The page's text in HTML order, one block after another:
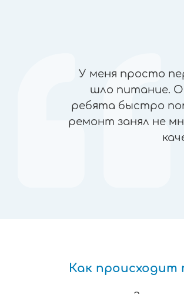
У меня просто
шло питание.
ребята быстро
ремонт занял не
Как происходит